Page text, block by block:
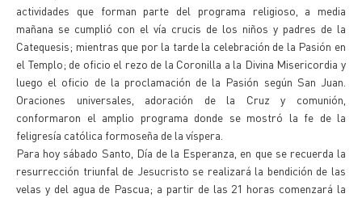
actividades que forman parte del programa religioso, a media
mañana se cumplió con el vía crucis de los niños y padres de la
Catequesis; mientras que por la tarde la celebración de la Pasión en
el Templo; de oficio el rezo de la Coronilla a la Divina Misericordia y
luego el oficio de la proclamación de la Pasión según San Juan.
Oraciones universales, adoración de la Cruz y comunión,
conformaron el amplio programa donde se mostró la fe de la
feligresía católica formoseña de la víspera.
Para hoy sábado Santo, Día de la Esperanza, en que se recuerda la
resurrección triunfal de Jesucristo se realizará la bendición de las
velas y del agua de Pascua; a partir de las 21 horas comenzará la